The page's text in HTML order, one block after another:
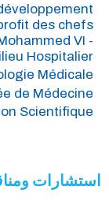
des chefs
VI -
Hospitalier
Médicale
de Médecine
Scientifique
استشارات